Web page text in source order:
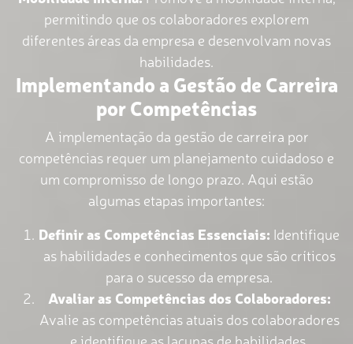
permitindo que os colaboradores explorem
diferentes áreas da empresa e desenvolvam novas
habilidades.
Implementando a Gestão de Carreira
por Competências
A implementação da gestão de carreira por
competências requer um planejamento cuidadoso e
um compromisso de longo prazo. Aqui estão
algumas etapas importantes:
Definir as Competências Essenciais: Identifique
as habilidades e conhecimentos que são críticos
para o sucesso da empresa.
Avaliar as Competências dos Colaboradores:
Avalie as competências atuais dos colaboradores
e identifique as lacunas de habilidades.